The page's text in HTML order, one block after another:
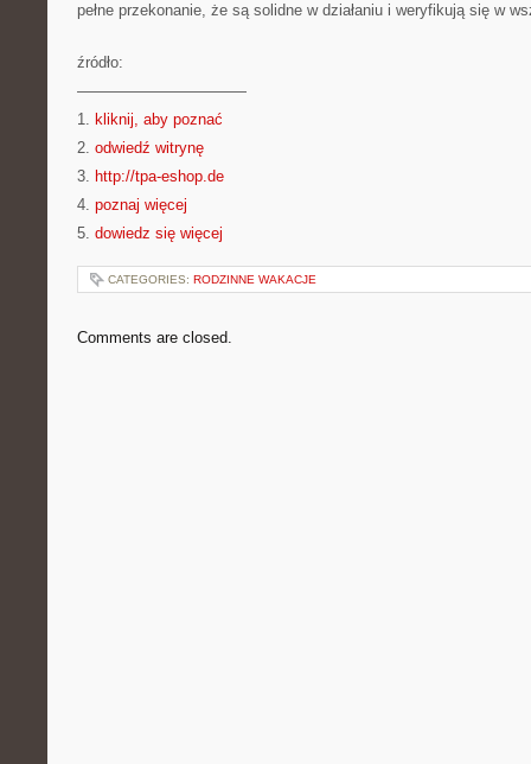
pełne przekonanie, że są solidne w działaniu i weryfikują się w
źródło:
———————————
1. kliknij, aby poznać
2. odwiedź witrynę
3. http://tpa-eshop.de
4. poznaj więcej
5. dowiedz się więcej
CATEGORIES: RODZINNE WAKACJE
Comments are closed.